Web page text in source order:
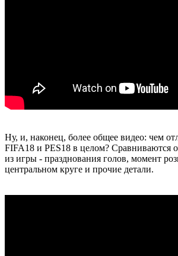
Ну, и, наконец, более общее видео: чем
FIFA18 и PES18 в целом? Сравниваются
из игры - празднования голов, момент
центральном круге и прочие детали.